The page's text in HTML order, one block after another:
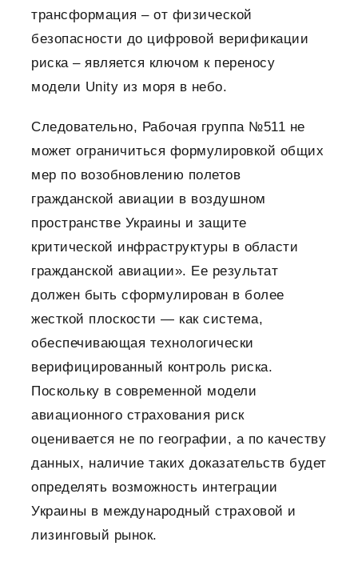
трансформация – от физической
безопасности до цифровой верификации
риска – является ключом к переносу
модели Unity из моря в небо.
Следовательно, Рабочая группа №511 не
может ограничиться формулировкой общих
мер по возобновлению полетов
гражданской авиации в воздушном
пространстве Украины и защите
критической инфраструктуры в области
гражданской авиации». Ее результат
должен быть сформулирован в более
жесткой плоскости — как система,
обеспечивающая технологически
верифицированный контроль риска.
Поскольку в современной модели
авиационного страхования риск
оценивается не по географии, а по качеству
данных, наличие таких доказательств будет
определять возможность интеграции
Украины в международный страховой и
лизинговый рынок.